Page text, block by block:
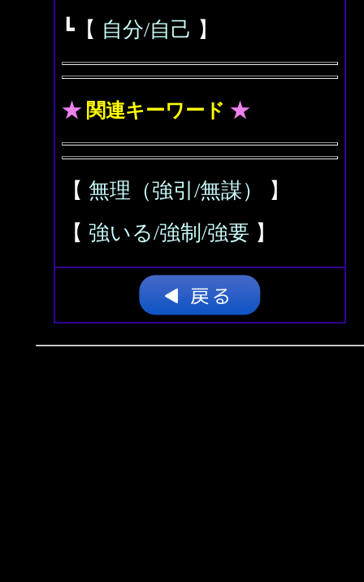
┗【 自分/自己 】
★ 関連キーワード ★
【 無理（強引/無謀）
】
【 強いる/強制/強要 】